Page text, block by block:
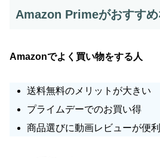
Amazon Primeがおすすめ
Amazonでよく買い物をする人
送料無料のメリットが大きい
プライムデーでのお買い得
商品選びに動画レビューが便利